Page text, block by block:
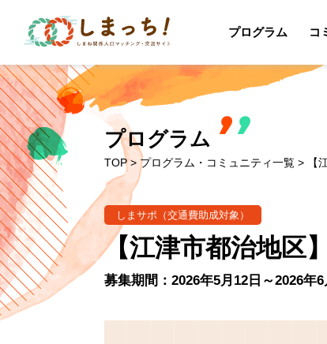
プログラム コ
プログラム
TOP> プログラム・コミュニティ一覧 > 【
しまサポ（交通費助成対象）
【江津市都治地区
募集期間：2026年5月12日～2026年6